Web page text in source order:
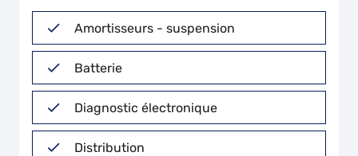
Amortisseurs - suspension
Batterie
Diagnostic électronique
Distribution